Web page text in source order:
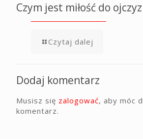
Czym jest miłość do
Czytaj dalej
Dodaj komentarz
Musisz się zalogować, aby móc
komentarz.